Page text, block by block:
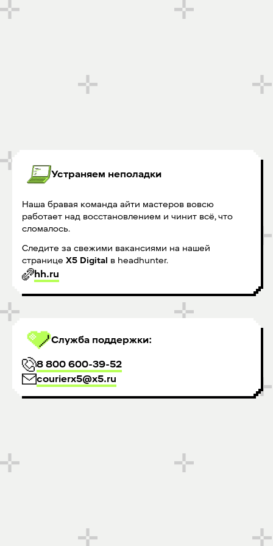
Устраняем неполадки
Наша бравая команда айти мастеров вовсю
работает над восстановлением и чинит всё, что
сломалось.
Следите за свежими вакансиями на нашей
странице X5 Digital в headhunter.
hh.ru
Служба поддержки:
8 800 600-39-52
courierx5@x5.ru